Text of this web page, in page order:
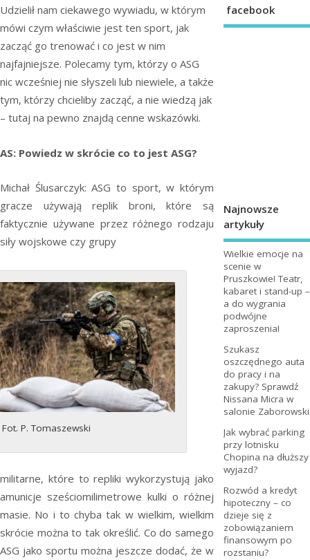
Udzielił nam ciekawego wywiadu, w którym
mówi czym właściwie jest ten sport, jak
zacząć go trenować i co jest w nim
najfajniejsze. Polecamy tym, którzy o ASG
nic wcześniej nie słyszeli lub niewiele, a także
tym, którzy chcieliby zacząć, a nie wiedzą jak
– tutaj na pewno znajdą cenne wskazówki.
AS: Powiedz w skrócie co to jest ASG?
Michał Ślusarczyk: ASG to sport, w którym
gracze używają replik broni, które są
faktycznie używane przez różnego rodzaju
siły wojskowe czy grupy
Fot. P. Tomaszewski
militarne, które to repliki wykorzystują jako
amunicje sześciomilimetrowe kulki o różnej
masie. No i to chyba tak w wielkim, wielkim
skrócie można to tak określić. Co do samego
ASG jako sportu można jeszcze dodać, że w
facebook
Najnowsze
artykuły
Wielkie emocje na
scenie w
Pruszkowie! Teatr,
kabaret i stand-up –
a do wygrania
podwójne
zaproszenia!
Szukasz
oszczędnego auta
do pracy i na
zakupy? Sprawdź
Nissana Micra w
salonie Zaborowski
Jak wybrać parking
przy lotnisku
Chopina na dłuższy
wyjazd?
Rozwód a kredyt
hipoteczny – co
dzieje się z
zobowiązaniem
finansowym po
rozstaniu?